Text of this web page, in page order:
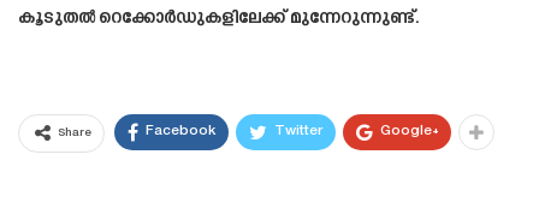
കൂടുതൽ റെക്കോർഡുകളിലേക്ക് മുന്നേറുന്നുണ്ട്.
Share Facebook Twitter Google+